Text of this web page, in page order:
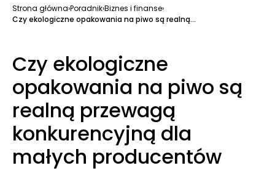
Strona główna›Poradnik›Biznes i finanse›
Czy ekologiczne opakowania na piwo są realną...
Czy ekologiczne
opakowania na piwo są
realną przewagą
konkurencyjną dla
małych producentów